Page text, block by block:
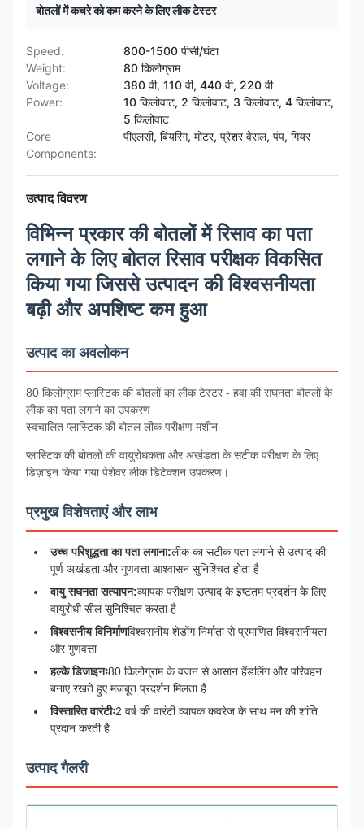
बोतलों में कचरे को कम करने के लिए लीक टेस्टर
Speed:
800-1500 पीसी/घंटा
Weight:
80 किलोग्राम
Voltage:
380 वी, 110 वी, 440 वी, 220 वी
Power:
10 किलोवाट, 2 किलोवाट, 3 किलोवाट, 4 किलोवाट,
5 किलोवाट
Core
Components:
पीएलसी, बियरिंग, मोटर, प्रेशर वेसल, पंप, गियर
उत्पाद विवरण
विभिन्न प्रकार की बोतलों में रिसाव का पता
लगाने के लिए बोतल रिसाव परीक्षक विकसित
किया गया जिससे उत्पादन की विश्वसनीयता
बढ़ी और अपशिष्ट कम हुआ
उत्पाद का अवलोकन
80 किलोग्राम प्लास्टिक की बोतलों का लीक टेस्टर - हवा की सघनता बोतलों के
लीक का पता लगाने का उपकरण
स्वचालित प्लास्टिक की बोतल लीक परीक्षण मशीन
प्लास्टिक की बोतलों की वायुरोधकता और अखंडता के सटीक परीक्षण के लिए
डिज़ाइन किया गया पेशेवर लीक डिटेक्शन उपकरण।
प्रमुख विशेषताएं और लाभ
उच्च परिशुद्धता का पता लगाना:लीक का सटीक पता लगाने से उत्पाद की
पूर्ण अखंडता और गुणवत्ता आश्वासन सुनिश्चित होता है
वायु सघनता सत्यापन:व्यापक परीक्षण उत्पाद के इष्टतम प्रदर्शन के लिए
वायुरोधी सील सुनिश्चित करता है
विश्वसनीय विनिर्माणविश्वसनीय शेडोंग निर्माता से प्रमाणित विश्वसनीयता
और गुणवत्ता
हल्के डिजाइनः80 किलोग्राम के वजन से आसान हैंडलिंग और परिवहन
बनाए रखते हुए मजबूत प्रदर्शन मिलता है
विस्तारित वारंटीः2 वर्ष की वारंटी व्यापक कवरेज के साथ मन की शांति
प्रदान करती है
उत्पाद गैलरी